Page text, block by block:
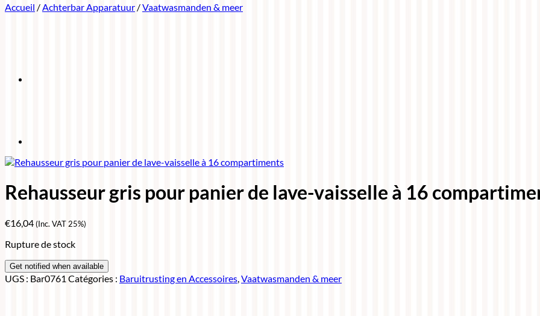
Accueil /Achterbar Apparatuur /Vaatwasmanden & meer
Rehausseur gris pour panier de lave-vaisselle à 16
€16,04(Inc. VAT 25%)
Rupture de stock
UGS : Bar0761 Catégories : Baruitrusting en Accessoires,Vaatwasmanden & meer